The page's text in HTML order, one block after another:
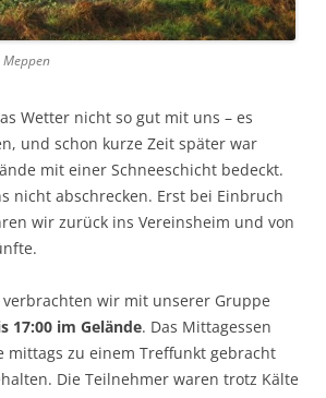
Wetter nicht so gut mit uns – es
und schon kurze Zeit später war
mit einer Schneeschicht bedeckt.
nicht abschrecken. Erst bei Einbruch
wir zurück ins Vereinsheim und von
verbrachten wir mit unserer Gruppe
17:00 im Gelände. Das Mittagessen
mittags zu einem Treffunkt gebracht
Die Teilnehmer waren trotz Kälte